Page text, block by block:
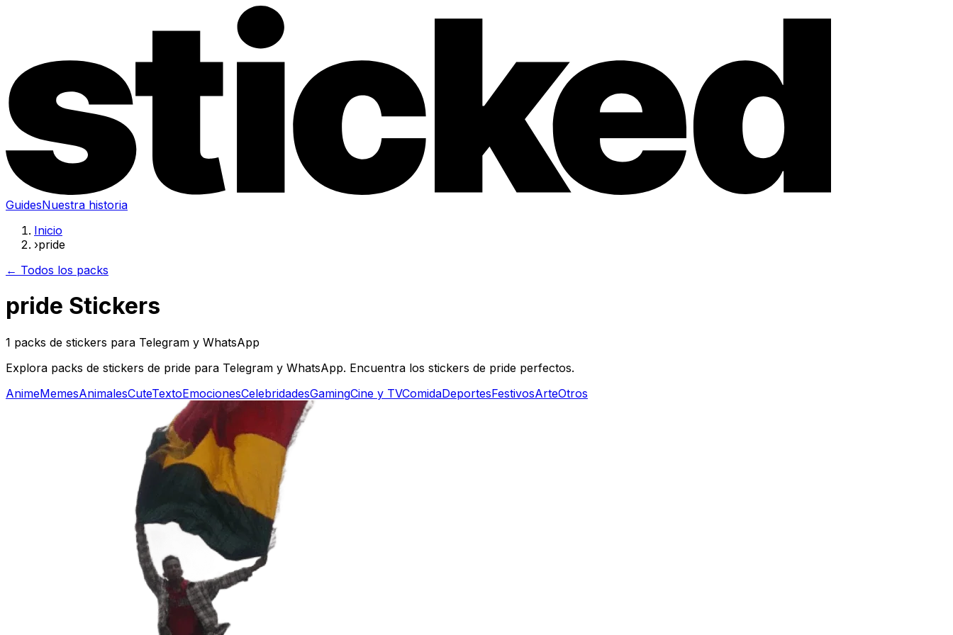
GuidesNuestra historia
Inicio
›pride
← Todos los packs
pride Stickers
1 packs de stickers para Telegram y WhatsApp
Explora packs de stickers de pride para Telegram y WhatsApp. Encuentra los stickers de pride perfectos.
AnimeMemesAnimalesCuteTextoEmocionesCelebridadesGamingCine y TVComidaDeportesFestivosArteOtros